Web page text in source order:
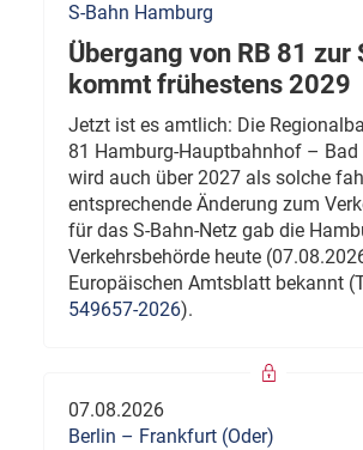
S-Bahn Hamburg
Übergang von RB 81 zur
kommt frühestens 2029
Jetzt ist es amtlich: Die
81 Hamburg-Hauptbahnhof – Bad
wird auch über 2027 als solche
entsprechende Änderung zum
für das S-Bahn-Netz gab die
Verkehrsbehörde heute
Europäischen Amtsblatt bekannt
549657-2026).
07.08.2026
Berlin – Frankfurt (Oder)